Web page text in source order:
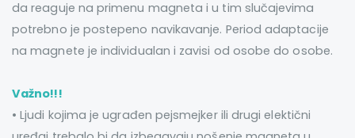
da reaguje na primenu magneta i u tim slučajevima
potrebno je postepeno navikavanje. Period adaptacije
na magnete je individualan i zavisi od osobe do osobe.
Važno!!!
• Ljudi kojima je ugrađen pejsmejker ili drugi elektični